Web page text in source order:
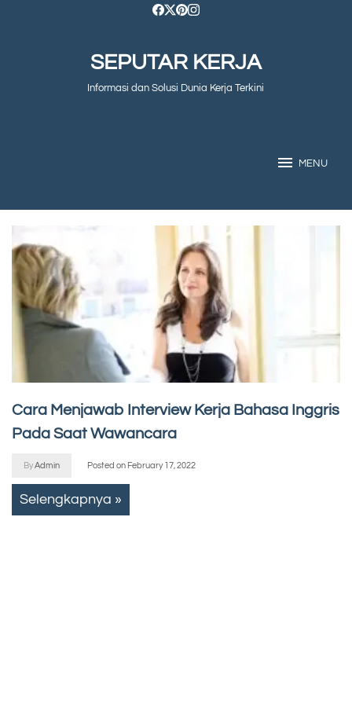
SEPUTAR KERJA
Informasi dan Solusi Dunia Kerja Terkini
MENU
SEPUTAR
KERJA
Cara Menjawab Interview Kerja Bahasa Inggris
Pada Saat Wawancara
ByAdmin Posted on February 17, 2022
Selengkapnya »